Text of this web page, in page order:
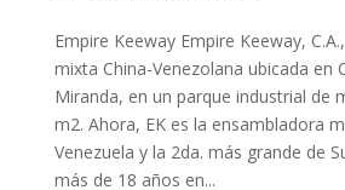
Empire Keeway Empire Keeway,
mixta China-Venezolana ubicada en
Miranda, en un parque industrial de
m2. Ahora, EK es la ensambladora
Venezuela y la 2da. más grande de
más de 18 años en...